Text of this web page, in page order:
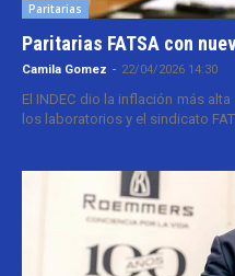
Paritarias
Paritarias FATSA con
Camila Gomez - 22/04/2026 14:30
El INDEC dio la inflación más
los laboratorios y el sindicato